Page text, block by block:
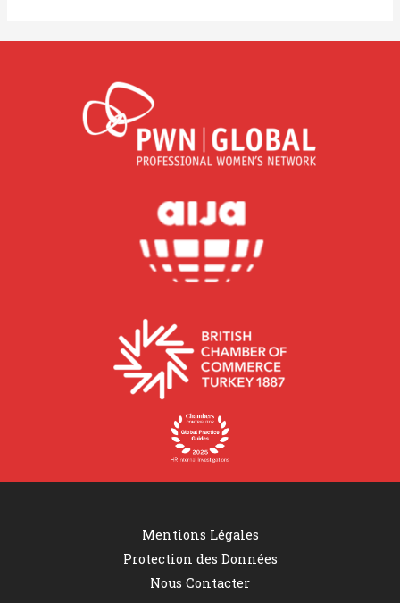
Mentions Légales
Protection des Données
Nous Contacter